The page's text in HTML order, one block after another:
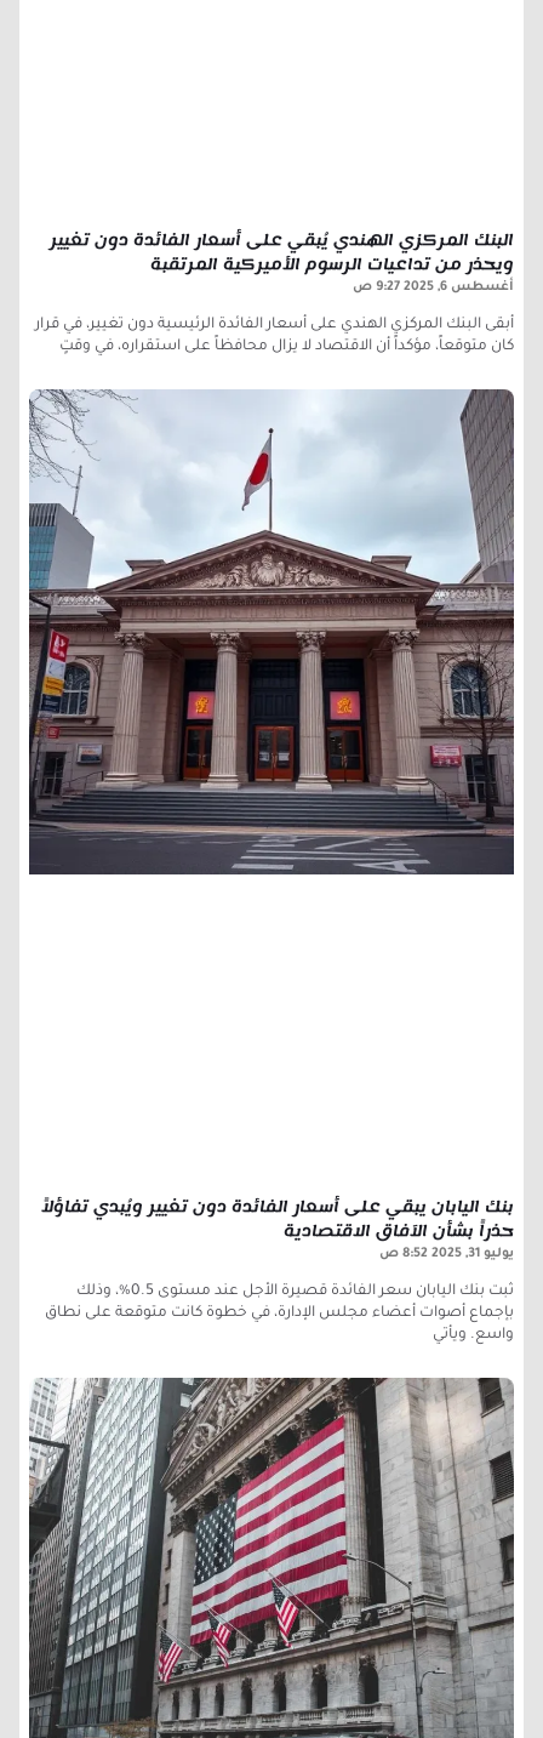
البنك المركزي الهندي يُبقي على أسعار الفائدة دون تغيير
ويحذر من تداعيات الرسوم الأميركية المرتقبة
أغسطس 6, 2025 9:27 ص
أبقى البنك المركزي الهندي على أسعار الفائدة الرئيسية دون تغيير، في قرار
كان متوقعاً، مؤكداً أن الاقتصاد لا يزال محافظاً على استقراره، في وقتٍ
بنك اليابان يبقي على أسعار الفائدة دون تغيير ويُبدي تفاؤلاً
حذراً بشأن الآفاق الاقتصادية
يوليو 31, 2025 8:52 ص
ثبت بنك اليابان سعر الفائدة قصيرة الأجل عند مستوى 0.5%، وذلك
بإجماع أصوات أعضاء مجلس الإدارة، في خطوة كانت متوقعة على نطاق
واسع. ويأتي